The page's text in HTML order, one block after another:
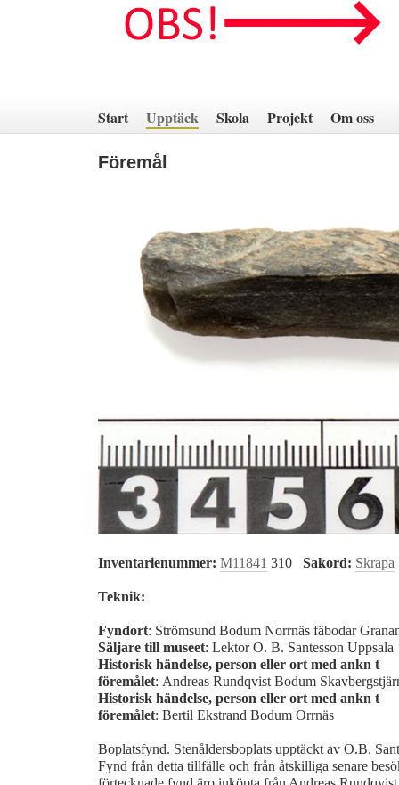
innehåll
Start Upptäck Skola Projekt Om oss
Föremål
Inventarienummer: M11841 310 Sakord: Skrapa
Teknik:
Fyndort: Strömsund Bodum Norrnäs fäbodar
Säljare till museet: Lektor O. B. Santesson Uppsala
Historisk händelse, person eller ort med ankn t
föremålet: Andreas Rundqvist Bodum
Historisk händelse, person eller ort med ankn t
föremålet: Bertil Ekstrand Bodum Orrnäs
Boplatsfynd. Stenåldersboplats upptäckt av O.B.
Fynd från detta tillfälle och från åtskilliga senare